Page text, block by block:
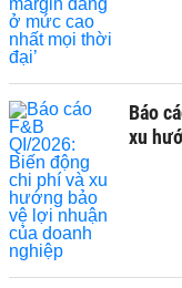
Báo
xu